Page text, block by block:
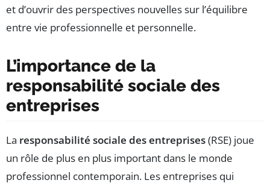
et d’ouvrir des perspectives nouvelles sur l’équilibre
entre vie professionnelle et personnelle.
L’importance de la
responsabilité sociale des
entreprises
La responsabilité sociale des entreprises(RSE) joue
un rôle de plus en plus important dans le monde
professionnel contemporain. Les entreprises qui